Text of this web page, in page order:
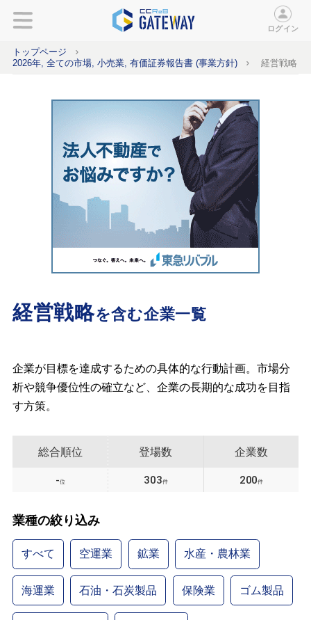
ログイン
トップページ
2026年, 全ての市場, 小売業, 有価証券報告書 (事業方針)
経営戦略
経営戦略を含む企業一覧
企業が目標を達成するための具体的な行動計画。市場分
析や競争優位性の確立など、企業の長期的な成功を目指
す方策。
総合順位
-位
登場数
303件
企業数
200件
業種の絞り込み
すべて 空運業 鉱業 水産・農林業
海運業 石油・石炭製品 保険業 ゴム製品